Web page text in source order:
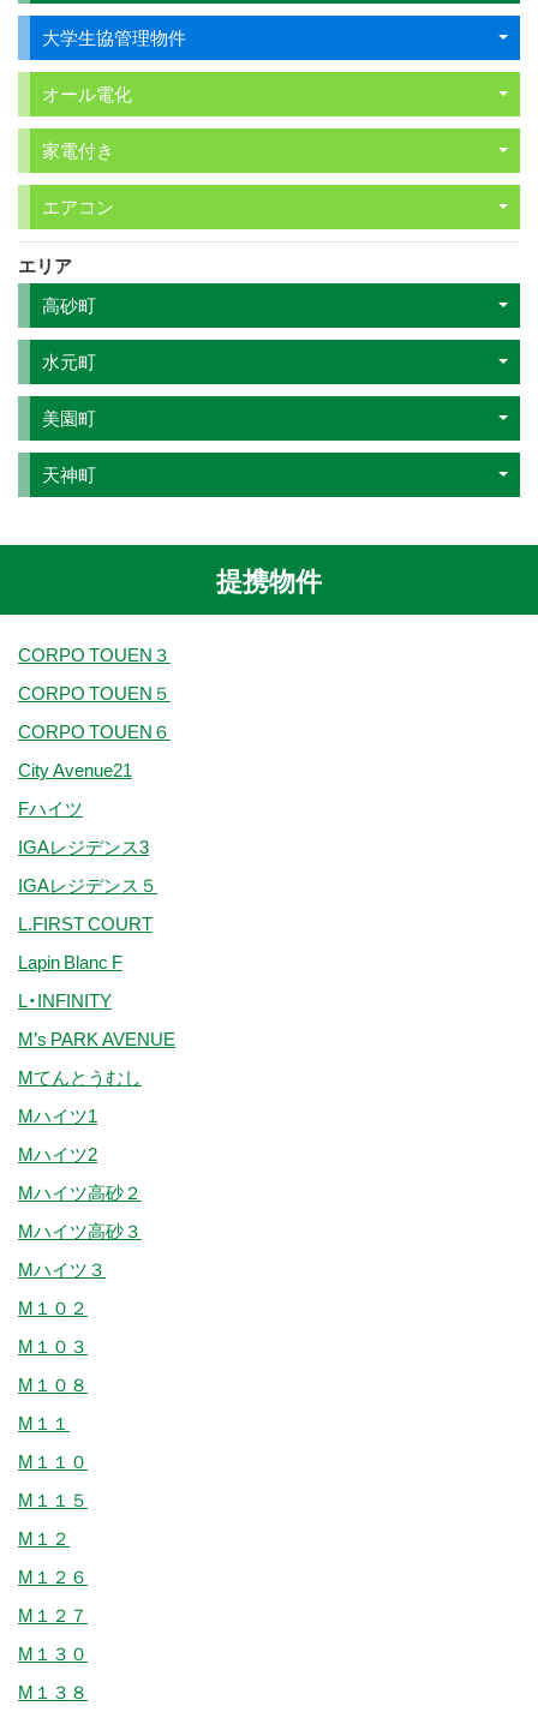
大学生協管理物件
オール電化
家電付き
エアコン
エリア
高砂町
水元町
美園町
天神町
提携物件
CORPO TOUEN３
CORPO TOUEN５
CORPO TOUEN６
City Avenue21
Fハイツ
IGAレジデンス3
IGAレジデンス５
L.FIRST COURT
Lapin Blanc F
L・INFINITY
M’s PARK AVENUE
Mてんとうむし
Mハイツ1
Mハイツ2
Mハイツ高砂２
Mハイツ高砂３
Mハイツ３
M１０２
M１０３
M１０８
M１１
M１１０
M１１５
M１２
M１２６
M１２７
M１３０
M１３８